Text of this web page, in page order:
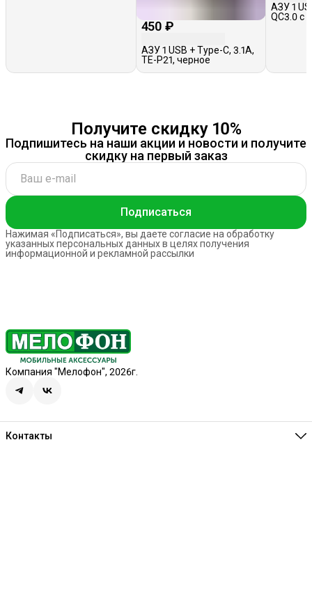
450 ₽
АЗУ 1 USB + Type-C, 3.1A,
TE-P21, черное
АЗУ 1
QC3.0 с
Получите скидку 10%
Подпишитесь на наши акции и новости и получите
скидку на первый заказ
Подписаться
Нажимая «Подписаться», вы даете согласие на обработку
указанных персональных данных в целях получения
информационной и рекламной рассылки
Компания "Мелофон", 2026г.
Контакты